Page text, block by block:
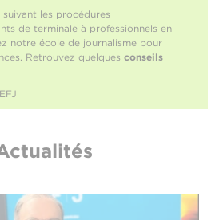
suivant les procédures
de terminale à professionnels en
notre école de journalisme pour
Retrouvez quelques conseils